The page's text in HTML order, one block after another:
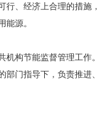
、经济上合理的措施，
能源。
构节能监督管理工作。
门指导下，负责推进、